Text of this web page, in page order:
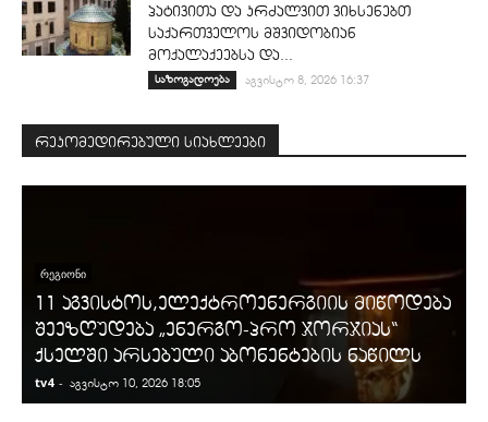
პატივითა და კრძალვით ვიხსენებთ
საქართველოს მშვიდობიან
მოქალაქეებსა და...
საზოგადოება აგვისტო 8, 2026 16:37
რეკომედირებული სიახლეები
ᲠᲔᲒᲘᲝᲜᲘ
11 აგვისტოს,ელექტროენერგიის მიწოდება
შეეზღუდება „ენერგო-პრო ჯორჯიას“
ქსელში არსებული აბონენტების ნაწილს
tv4 - აგვისტო 10, 2026 18:05